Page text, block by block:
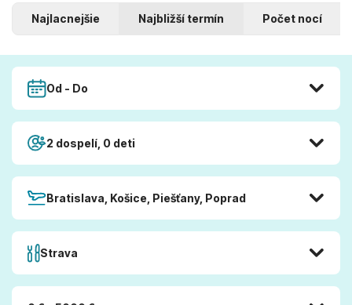
Najlacnejšie Najbližší termín Počet nocí
Od - Do
2 dospelí, 0 deti
Bratislava, Košice, Piešťany, Poprad
Strava